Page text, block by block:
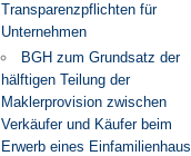
Transparenzpflichten für
Unternehmen
BGH zum Grundsatz der
hälftigen Teilung der
Maklerprovision zwischen
Verkäufer und Käufer beim
Erwerb eines